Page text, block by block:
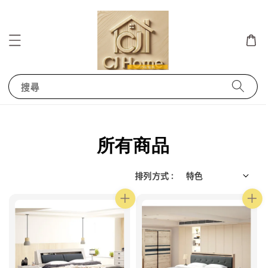
搜尋
所有商品
排列方式 :